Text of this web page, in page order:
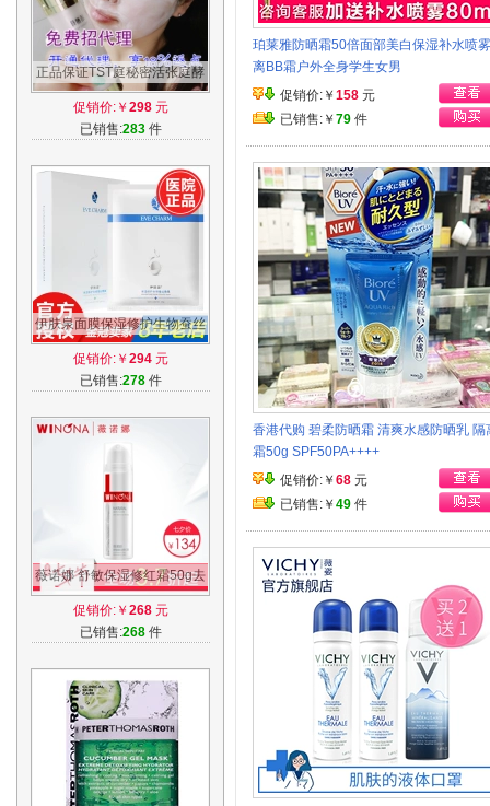
正品保证TST庭秘密活张庭酵
母新生面膜乳修护补水亮肤控
油滋润
促销价:￥ 298元
已销售:283件
伊肤泉面膜保湿修护生物蚕丝
敷膜补水修护微针修护保湿水
光针面膜
促销价:￥ 294元
已销售:278件
薇诺娜 舒敏保湿修红霜50g去
改善角质层修护增厚泛红敏感
肌肤血丝
促销价:￥ 268元
已销售:268件
珀莱雅防晒霜50倍面部美白保湿补水喷
离BB霜户外全身学生女男
促销价:￥ 158 元
已销售:￥ 79 件
香港代购 碧柔防晒霜 清爽水感防晒乳 隔
霜50g SPF50PA++++
促销价:￥ 68 元
已销售:￥ 49 件